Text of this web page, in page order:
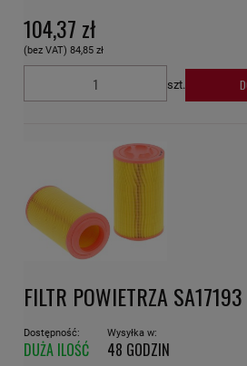
104,37 zł
(bez VAT) 84,85 zł
szt.
FILTR POWIETRZA SA17193
Dostępność:
DUŻA ILOŚĆ
Wysyłka w:
48 GODZIN